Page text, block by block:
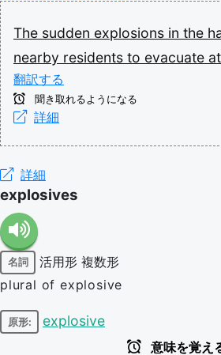
The sudden explosions in the
nearby residents to evacuate at
翻訳する
聞き取れるようになる
詳細
詳細
explosives
名詞 活用形 複数形
plural of explosive
原形: explosive
意味を覚え